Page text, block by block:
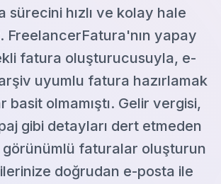
sürecini hızlı ve kolay hale
FreelancerFatura'nın yapay
fatura oluşturucusuyla, e-
uyumlu fatura hazırlamak
basit olmamıştı. Gelir vergisi,
gibi detayları dert etmeden
faturalar oluşturun
doğrudan e-posta ile